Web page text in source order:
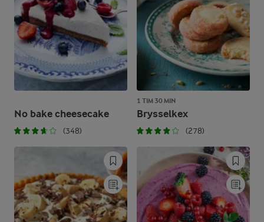
No bake cheesecake
(348)
1 TIM 30 MIN
Brysselkex
(278)